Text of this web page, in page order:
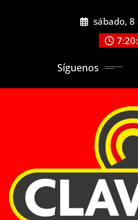
sábado, 8
Síguenos